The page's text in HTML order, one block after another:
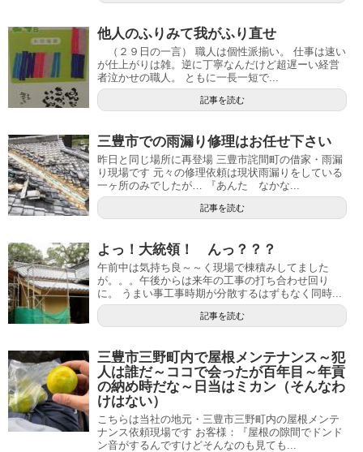
他人のふりみて我がふり直せ
（２９日の一言） 職人は個性派揃い。 仕事は速い
が仕上がりは雑。逆に丁寧なんだけど超遅ーい経営
者泣かせの職人。 ともに一長一短で...
記事を読む
三豊市での雨漏り修理はお任せ下さい
昨日と同じ場所に再登場 三豊市詫間町の借家・雨漏
り現場です 元々の修理依頼は現状雨漏りをしている
一ヶ所のみでしたが… 『あんた なかな...
記事を読む
よっ！大統領！ んっ？？？
午前中は気持ち良～～く現場で棟積みしてました
が。。。午後からは来年の工事の打ち合わせ回り
に。 うまい事工事時期が分散するはずもなく同時...
記事を読む
三豊市三野町内で屋根メンテナンス～犯
人は誰だ～ココで会ったが百年目～年貢
の納め時だな～日当はミカン（そんなわ
けはない）
こちらは当社の地元・三豊市三野町内の屋根メンテ
ナンス依頼現場です お客様：『屋根の隙間でドンド
ン音がするんですけどそんなのも見ても...